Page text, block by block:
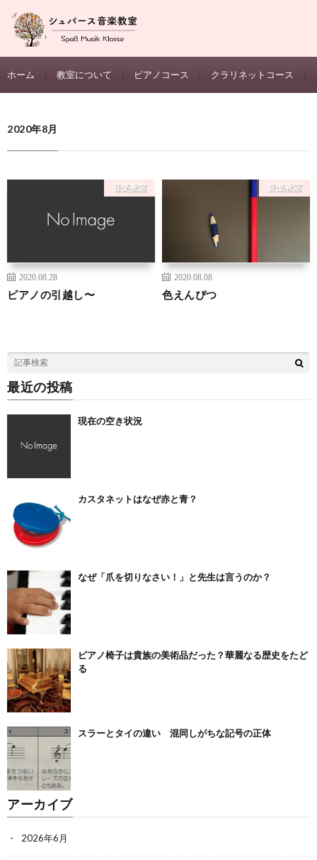
ホーム 教室について ピアノコース クラリネットコース
2020年8月
音楽教室
2020.08.28
ピアノの引越し〜
音楽教室
2020.08.08
色えんぴつ
最近の投稿
現在の空き状況
カスタネットはなぜ赤と青？
なぜ「爪を切りなさい！」と先生は言うのか？
ピアノ椅子は貴族の美術品だった？華麗なる歴史をたど
る
スラーとタイの違い 混同しがちな記号の正体
アーカイブ
2026年6月